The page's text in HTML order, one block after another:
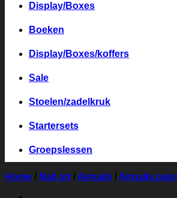
Display/Boxes
Boeken
Display/Boxes/koffers
Sale
Stoelen/zadelkruk
Startersets
Groepslessen
Home / Nail art / Airnails / Airnails